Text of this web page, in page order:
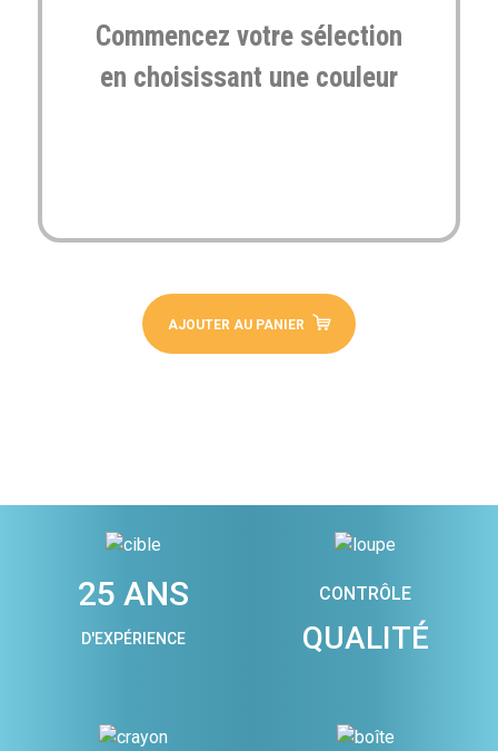
Commencez votre sélection
en choisissant une couleur
AJOUTER AU PANIER
25 ANS
D'EXPÉRIENCE
CONTRÔLE
QUALITÉ